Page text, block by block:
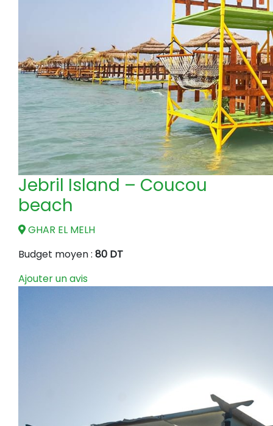
Jebril Island – Coucou
beach
GHAR EL MELH
Budget moyen : 80 DT
Ajouter un avis